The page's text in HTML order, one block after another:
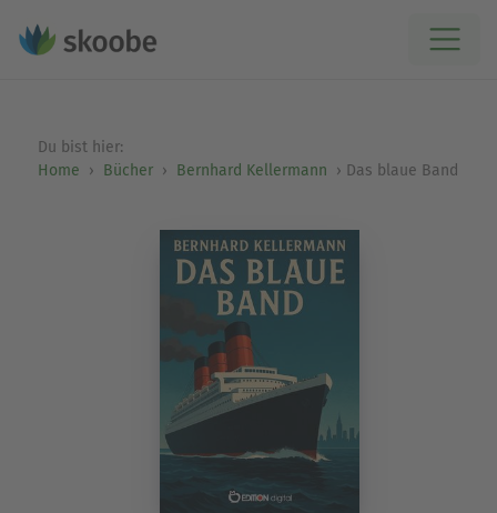
Du bist hier:
Home
Bücher Bernhard Kellermann Das blaue Band